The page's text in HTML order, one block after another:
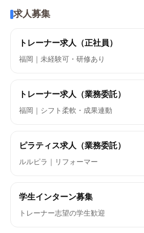
求人募集
トレーナー求人（正社員）
福岡｜未経験可・研修あり
トレーナー求人（業務委託）
福岡｜シフト柔軟・成果連動
ピラティス求人（業務委託）
ルルピラ｜リフォーマー
学生インターン募集
トレーナー志望の学生歓迎